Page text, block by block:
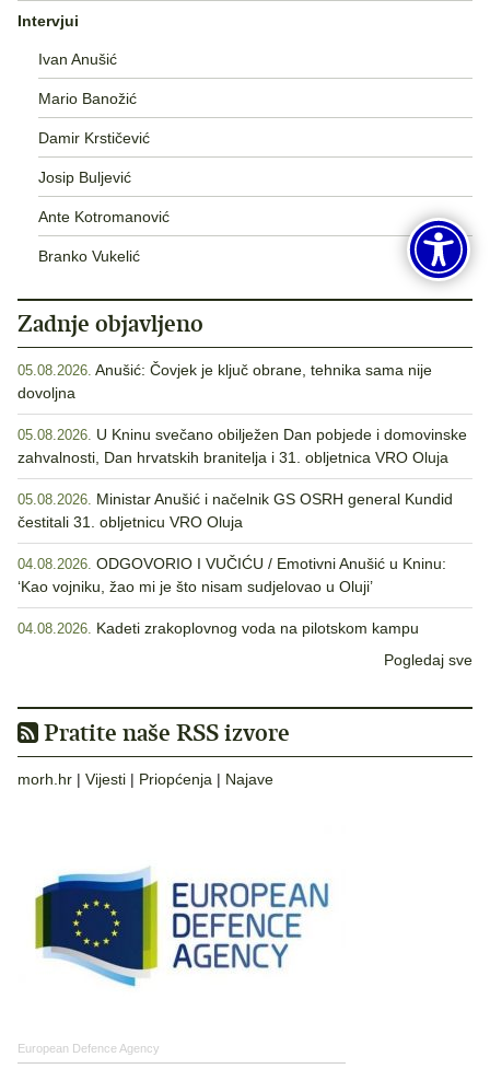
Intervjui
Ivan Anušić
Mario Banožić
Damir Krstičević
Josip Buljević
Ante Kotromanović
Branko Vukelić
Zadnje objavljeno
05.08.2026. Anušić: Čovjek je ključ obrane, tehnika sama nije
dovoljna
05.08.2026. U Kninu svečano obilježen Dan pobjede i domovinske
zahvalnosti, Dan hrvatskih branitelja i 31. obljetnica VRO Oluja
05.08.2026. Ministar Anušić i načelnik GS OSRH general Kundid
čestitali 31. obljetnicu VRO Oluja
04.08.2026. ODGOVORIO I VUČIĆU / Emotivni Anušić u Kninu:
‘Kao vojniku, žao mi je što nisam sudjelovao u Oluji’
04.08.2026. Kadeti zrakoplovnog voda na pilotskom kampu
Pogledaj sve
Pratite naše RSS izvore
morh.hr | Vijesti | Priopćenja | Najave
European Defence Agency